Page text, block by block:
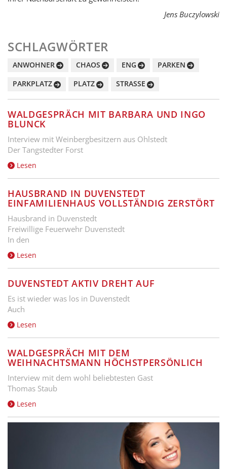
Jens Buczylowski
SCHLAGWÖRTER
ANWOHNER CHAOS ENG
PARKEN
PARKPLATZ
PLATZ STRASSE
WALDGESPRÄCH MIT BARBARA UND INGO
BLUNCK
Interview mit Weinbergbesitzern aus Ohlstedt
Der Tangstedter Forst
Lesen
HAUSBRAND IN DUVENSTEDT
EINFAMILIENHAUS VOLLSTÄNDIG ZERSTÖRT
Hausbrand in Duvenstedt
Freiwillige Feuerwehr Duvenstedt
In den
Lesen
DUVENSTEDT AKTIV DREHT AUF
Es ist wieder was los in Duvenstedt
Auch
Lesen
WALDGESPRÄCH MIT DEM
WEIHNACHTSMANN HÖCHSTPERSÖNLICH
Interview mit dem wohl beliebtesten Gast
Thomas Staub
Lesen